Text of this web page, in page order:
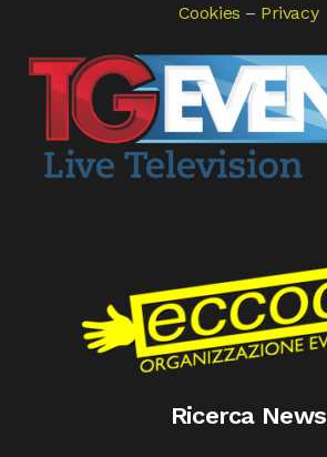
Cookies – Privacy
Ricerca News